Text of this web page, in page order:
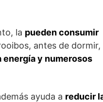
la pueden consumir
antes de dormir,
y numerosos
ayuda a reducir